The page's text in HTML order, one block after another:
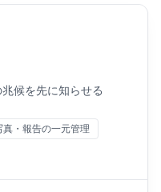
候を先に知らせる
真・報告の一元管理